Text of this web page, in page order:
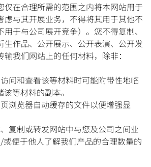
仅在合理所需的范围之内将本网站用于
虑与其开展业务，不得将其用于其他不
于与公司展开竞争）。您不得复制、
生作品、公开展示、公开表演、公开发
我们网站上的任何材料，除非：
问和查看该等材料时可能附带性地临
等材料的副本。
浏览器自动缓存的文件以便增强显
复制或转发网站中与您及公司之间业
便于他人了解我们产品的合理数量的